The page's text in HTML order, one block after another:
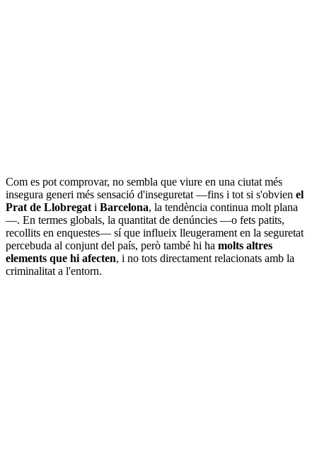
Com es pot comprovar, no sembla que viure en una ciutat més
insegura generi més sensació d'inseguretat —fins i tot si s'obvien el
Prat de Llobregat i Barcelona, la tendència continua molt plana
—. En termes globals, la quantitat de denúncies —o fets patits,
recollits en enquestes— sí que influeix lleugerament en la seguretat
percebuda al conjunt del país, però també hi ha molts altres
elements que hi afecten, i no tots directament relacionats amb la
criminalitat a l'entorn.